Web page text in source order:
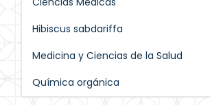
Hibiscus sabdariffa
Medicina y Ciencias de la Salud
Química orgánica